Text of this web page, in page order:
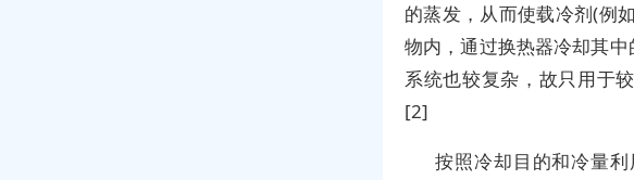
的蒸发，从而使载冷剂(例
物内，通过换热器冷却其
系统也较复杂，故只用于
[2]
按照冷却目的和冷量